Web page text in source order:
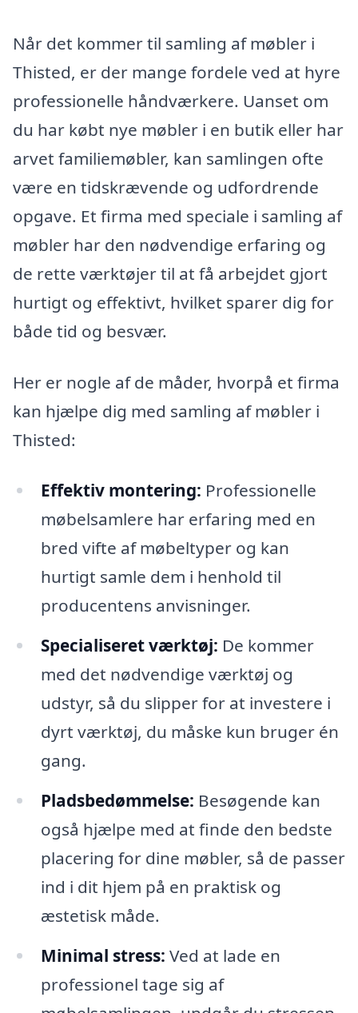
Når det kommer til samling af møbler i
Thisted, er der mange fordele ved at hyre
professionelle håndværkere. Uanset om
du har købt nye møbler i en butik eller har
arvet familiemøbler, kan samlingen ofte
være en tidskrævende og udfordrende
opgave. Et firma med speciale i samling af
møbler har den nødvendige erfaring og
de rette værktøjer til at få arbejdet gjort
hurtigt og effektivt, hvilket sparer dig for
både tid og besvær.
Her er nogle af de måder, hvorpå et firma
kan hjælpe dig med samling af møbler i
Thisted:
Effektiv montering: Professionelle
møbelsamlere har erfaring med en
bred vifte af møbeltyper og kan
hurtigt samle dem i henhold til
producentens anvisninger.
Specialiseret værktøj: De kommer
med det nødvendige værktøj og
udstyr, så du slipper for at investere i
dyrt værktøj, du måske kun bruger én
gang.
Pladsbedømmelse: Besøgende kan
også hjælpe med at finde den bedste
placering for dine møbler, så de passer
ind i dit hjem på en praktisk og
æstetisk måde.
Minimal stress: Ved at lade en
professionel tage sig af